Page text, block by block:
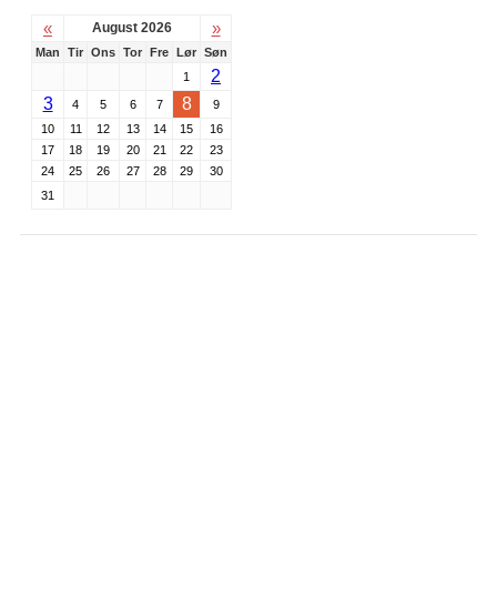
« August 2026 »
Man Tir Ons Tor Fre Lør Søn
1
2
3
4 5 6 7 8
9
10
11 12 13 14 15
16
17
18 19 20 21 22
23
24
25 26 27 28 29
30
31